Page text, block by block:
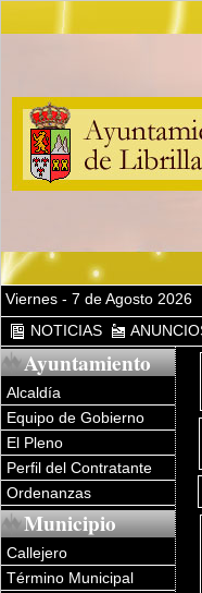
Viernes - 7 de Agosto 2026
NOTICIAS
Ayuntamiento
Alcaldía
Equipo de Gobierno
El Pleno
Perfil del Contratante
Ordenanzas
Municipio
Callejero
Término Municipal